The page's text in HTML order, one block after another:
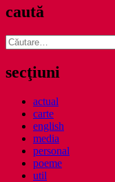
caută
Caută
după:
secţiuni
actual
carte
english
media
personal
poeme
util